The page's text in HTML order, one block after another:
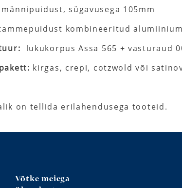
männipuidust, sügavusega 105mm
kombineeritud
lukukorpus Assa 565 + vasturaud
kirgas, crepi, cotzwold või
on tellida erilahendusega tooteid.
Võtke meiega